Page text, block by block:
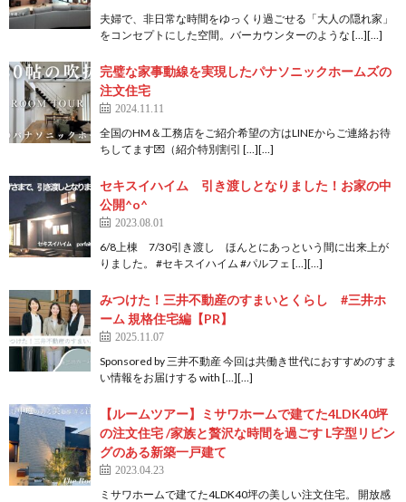
夫婦で、非日常な時間をゆっくり過ごせる「大人の隠れ家」
をコンセプトにした空間。バーカウンターのような […][…]
完璧な家事動線を実現したパナソニックホームズの
注文住宅
2024.11.11
全国のHM＆工務店をご紹介希望の方はLINEからご連絡お待
ちしてます💌（紹介特別割引 […][…]
セキスイハイム 引き渡しとなりました！お家の中
公開^o^
2023.08.01
6/8上棟 7/30引き渡し ほんとにあっという間に出来上が
りました。 #セキスイハイム #パルフェ […][…]
みつけた！三井不動産のすまいとくらし #三井ホ
ーム 規格住宅編【PR】
2025.11.07
Sponsored by 三井不動産 今回は共働き世代におすすめのすま
い情報をお届けする with […][…]
【ルームツアー】ミサワホームで建てた4LDK40坪
の注文住宅 /家族と贅沢な時間を過ごす L字型リビン
グのある新築一戸建て
2023.04.23
ミサワホームで建てた4LDK40坪の美しい注文住宅。 開放感